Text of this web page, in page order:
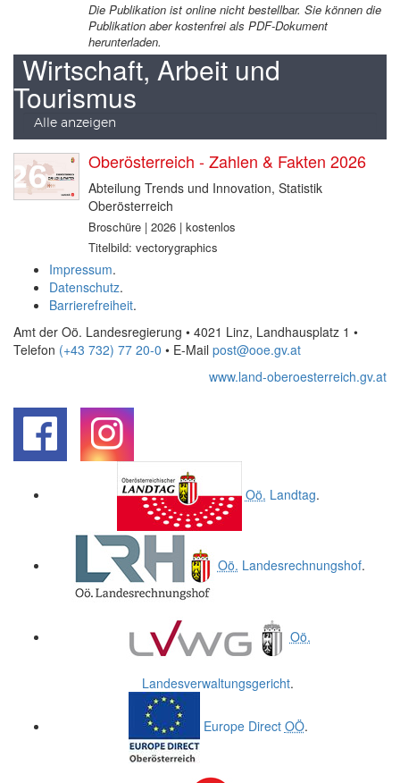
Die Publikation ist online nicht bestellbar. Sie können die
Publikation aber kostenfrei als PDF-Dokument
herunterladen.
Wirtschaft, Arbeit und
Tourismus
Alle anzeigen
Oberösterreich - Zahlen & Fakten 2026
Abteilung Trends und Innovation, Statistik
Oberösterreich
Broschüre | 2026 | kostenlos
Titelbild: vectorygraphics
Impressum.
Datenschutz.
Barrierefreiheit.
Amt der Oö. Landesregierung • 4021 Linz, Landhausplatz 1 •
Telefon (+43 732) 77 20-0 • E-Mail post@ooe.gv.at
www.land-oberoesterreich.gv.at
Oö. Landtag.
Oö. Landesrechnungshof.
Oö.
Landesverwaltungsgericht.
Europe Direct OÖ.